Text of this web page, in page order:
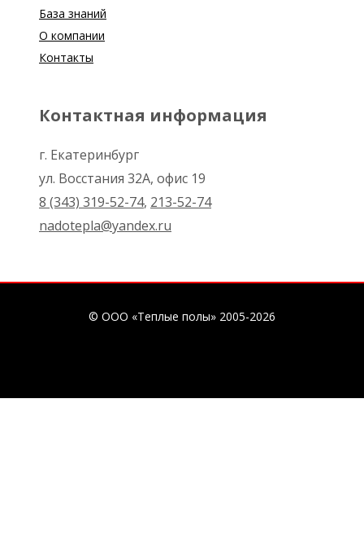
База знаний
О компании
Контакты
Контактная информация
г. Екатеринбург
ул. Восстания 32А, офис 19
8 (343) 319-52-74, 213-52-74
nadotepla@yandex.ru
© ООО «Теплые полы» 2005-2026